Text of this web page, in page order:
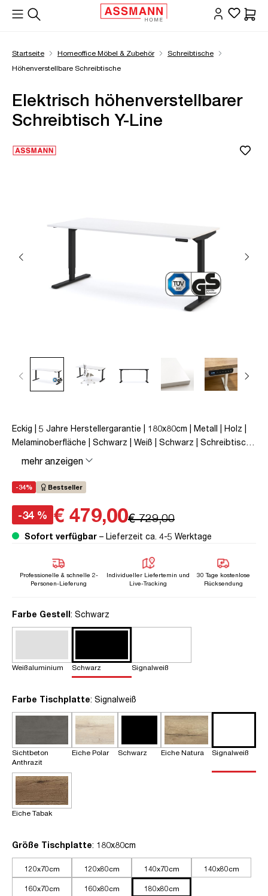
springen
Startseite Homeoffice Möbel & Zubehör
Schreibtische
Höhenverstellbare Schreibtische
Elektrisch höhenverstellbarer
Schreibtisch Y-Line
Eckig | 5 Jahre Herstellergarantie | 180x80cm | Metall | Holz |
Melaminoberfläche | Schwarz | Weiß | Schwarz | Schreibtisch |
höhenverstellbar | unmontiert | Y-Line | bis zu 80 kg |
Steckertyp C | Signalweiß | TÜV© mobiles Arbeiten |
Kollisions-Schutz | Elektrisch höhenverstellbar |
mehr anzeigen
-34% Bestseller
-34 % € 479,00€ 729,00
Sofort verfügbar – Lieferzeit ca. 4-5 Werktage
Professionelle & schnelle 2-
Personen-Lieferung
Individueller Liefertemin und
Live-Tracking
30 Tage kostenlose
Rücksendung
Farbe Gestellauswählen
: Schwarz
Weißaluminium Schwarz Signalweiß
Farbe Tischplatteauswählen
: Signalweiß
Sichtbeton
Anthrazit
Eiche Polar Schwarz Eiche Natura Signalweiß
Eiche Tabak
Größe Tischplatteauswählen
: 180x80cm
120x70cm 120x80cm 140x70cm 140x80cm
160x70cm 160x80cm 180x80cm